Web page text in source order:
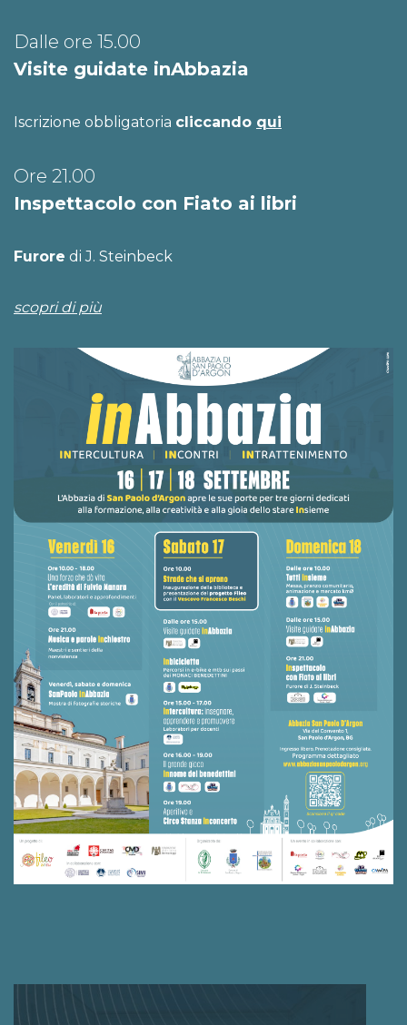
Dalle ore 15.00
Visite guidate inAbbazia
Iscrizione obbligatoria cliccando qui
Ore 21.00
Inspettacolo con Fiato ai libri
Furore di J. Steinbeck
scopri di più